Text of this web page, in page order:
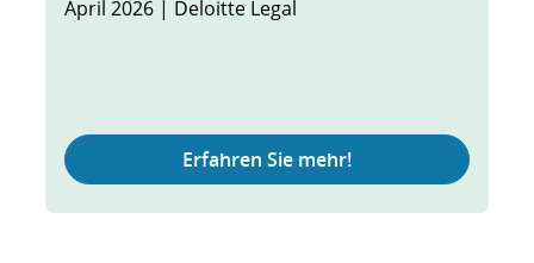
April 2026 | Deloitte Legal
Erfahren Sie mehr!